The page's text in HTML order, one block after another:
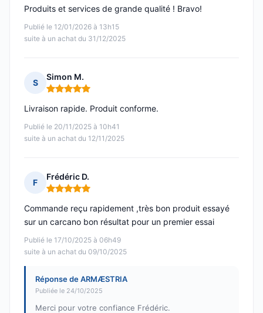
Publié le 12/01/2026 à 13h15
suite à un achat du 31/12/2025
Produits et services de grande qualité ! Bravo!
S
Simon M.
Note : 5 sur 5
Publié le 20/11/2025 à 10h41
suite à un achat du 12/11/2025
Livraison rapide. Produit conforme.
F
Frédéric D.
Note : 5 sur 5
Publié le 17/10/2025 à 06h49
suite à un achat du 09/10/2025
Commande reçu rapidement ,très bon produit essayé
sur un carcano bon résultat pour un premier essai
Réponse de ARMÆSTRIA
Publiée le 24/10/2025
Merci pour votre confiance Frédéric.